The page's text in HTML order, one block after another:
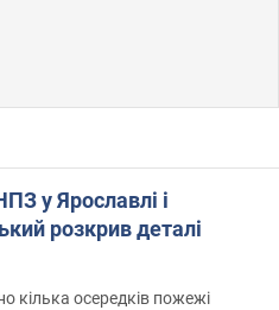
у Ярославлі і
розкрив деталі
кілька осередків пожежі